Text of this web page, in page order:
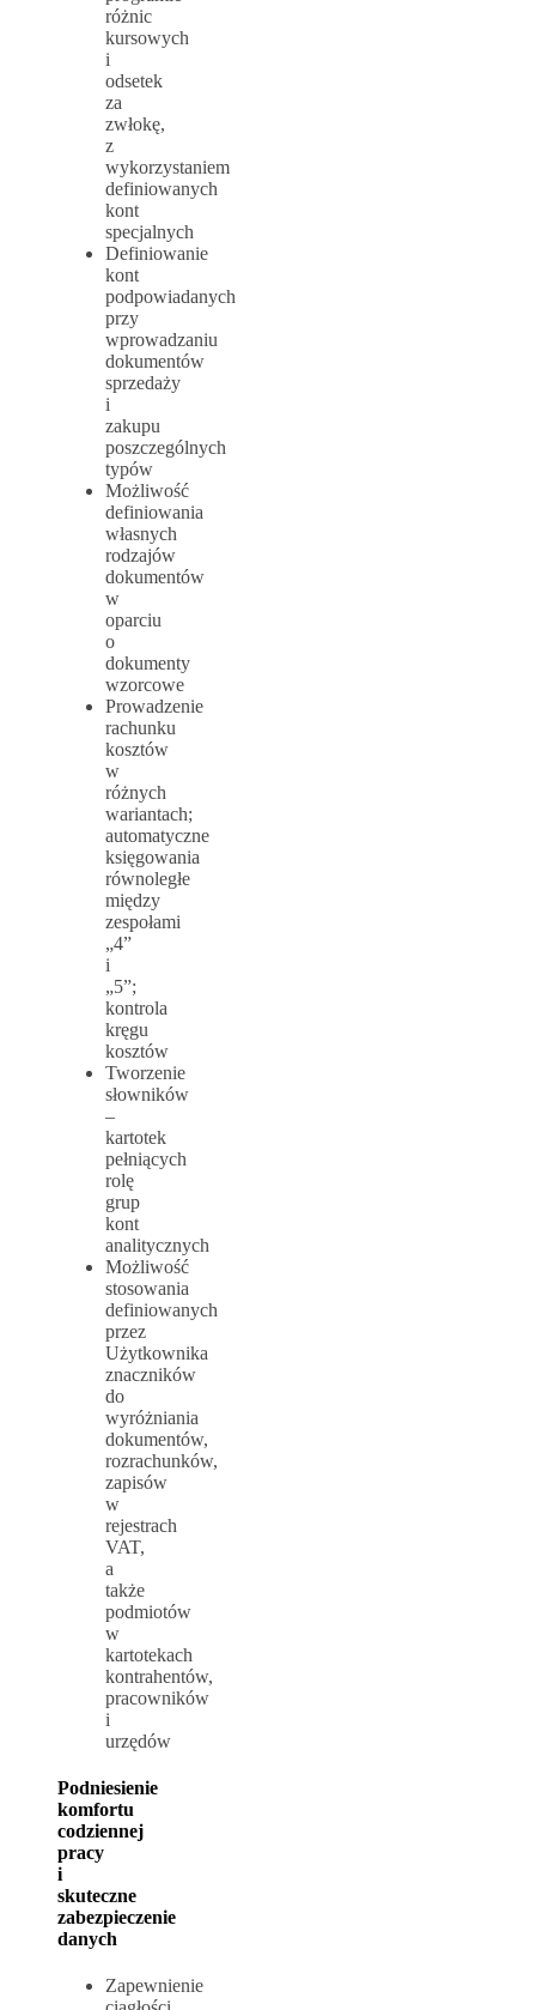
różnic
kursowych
i
odsetek
za
zwłokę,
z
wykorzystaniem
definiowanych
kont
specjalnych
Definiowanie
kont
podpowiadanych
przy
wprowadzaniu
dokumentów
sprzedaży
i
zakupu
poszczególnych
typów
Możliwość
definiowania
własnych
rodzajów
dokumentów
w
oparciu
o
dokumenty
wzorcowe
Prowadzenie
rachunku
kosztów
w
różnych
wariantach;
automatyczne
księgowania
równoległe
między
zespołami
„4”
i
„5”;
kontrola
kręgu
kosztów
Tworzenie
słowników
–
kartotek
pełniących
rolę
grup
kont
analitycznych
Możliwość
stosowania
definiowanych
przez
Użytkownika
znaczników
do
wyróżniania
dokumentów,
rozrachunków,
zapisów
w
rejestrach
VAT,
a
także
podmiotów
w
kartotekach
kontrahentów,
pracowników
i
urzędów
Podniesienie
komfortu
codziennej
pracy
i
skuteczne
zabezpieczenie
danych
Zapewnienie